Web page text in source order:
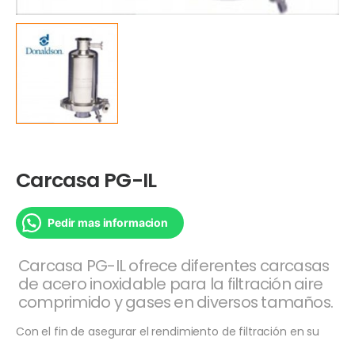
Carcasa PG-IL
Pedir mas informacion
Carcasa PG-IL ofrece diferentes carcasas
de acero inoxidable para la filtración aire
comprimido y gases en diversos tamaños.
Con el fin de asegurar el rendimiento de filtración en su